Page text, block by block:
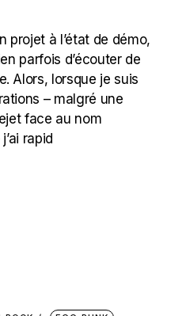
projet à l’état de démo,
parfois d’écouter de
Alors, lorsque je suis
– malgré une
face au nom
rapid